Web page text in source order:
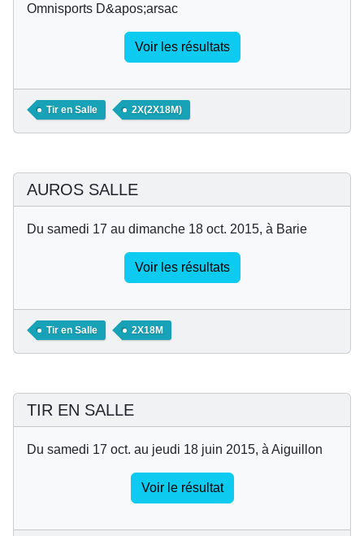
Omnisports D&apos;arsac
Voir les résultats
Tir en Salle 2X(2X18M)
AUROS SALLE
Du samedi 17 au dimanche 18 oct. 2015, à Barie
Voir les résultats
Tir en Salle 2X18M
TIR EN SALLE
Du samedi 17 oct. au jeudi 18 juin 2015, à Aiguillon
Voir le résultat